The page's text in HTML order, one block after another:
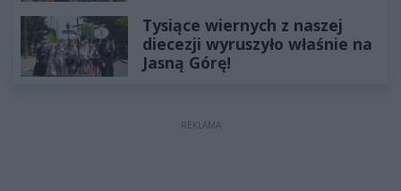
Tysiące wiernych z naszej
diecezji wyruszyło właśnie na
Jasną Górę!
REKLAMA